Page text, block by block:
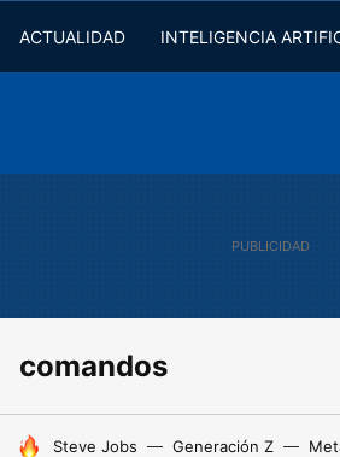
ACTUALIDAD INTELIGENCIA
comandos
HOY SE HABLA DE
Steve Jobs Generación Z